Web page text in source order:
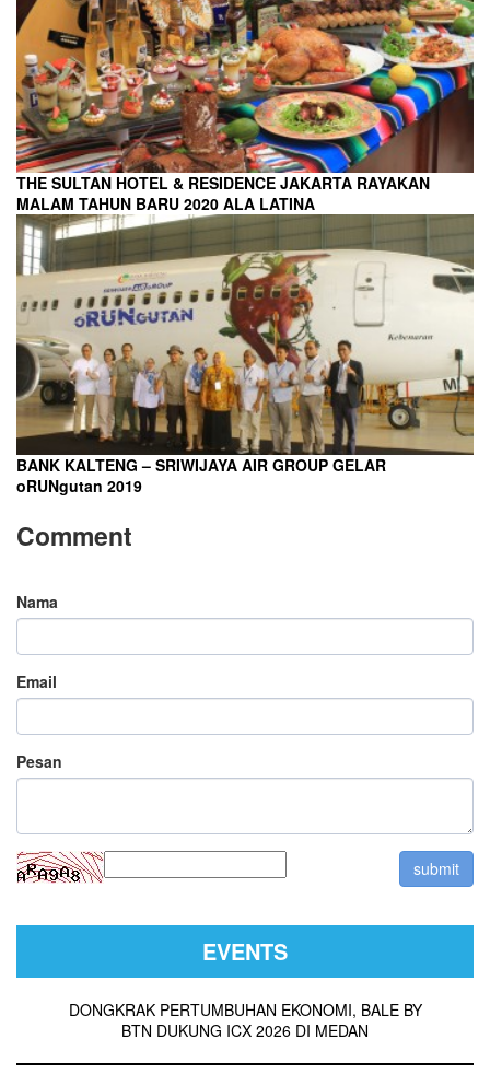
THE SULTAN HOTEL & RESIDENCE JAKARTA RAYAKAN
MALAM TAHUN BARU 2020 ALA LATINA
BANK KALTENG – SRIWIJAYA AIR GROUP GELAR
oRUNgutan 2019
Comment
Nama
Email
Pesan
EVENTS
DONGKRAK PERTUMBUHAN EKONOMI, BALE BY
BTN DUKUNG ICX 2026 DI MEDAN